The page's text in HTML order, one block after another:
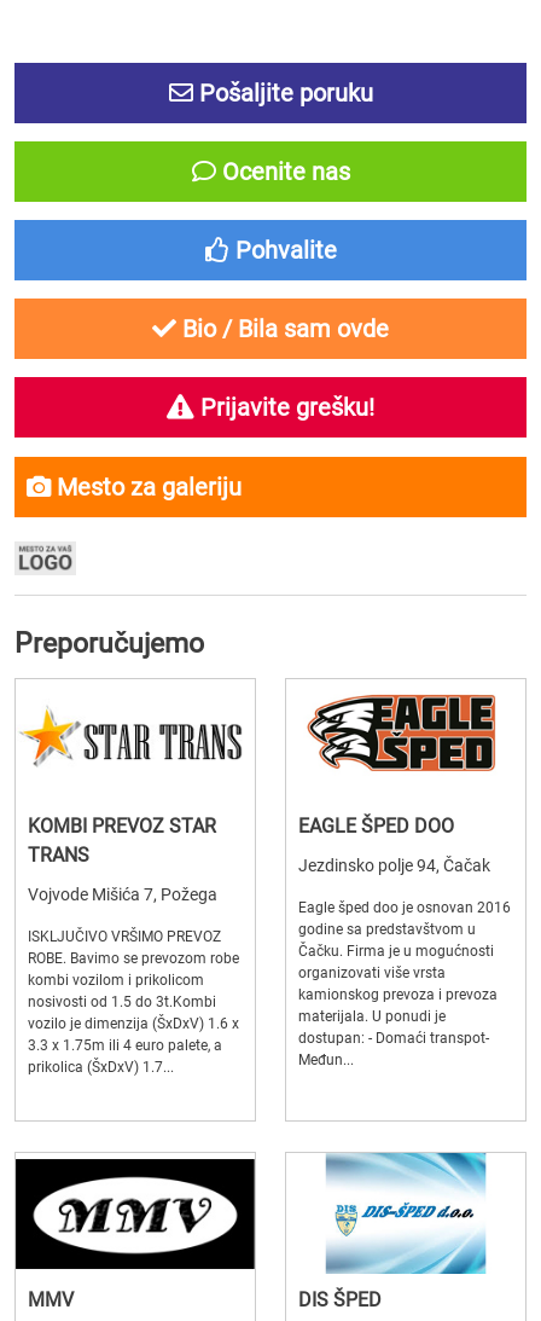
Pošaljite poruku
Ocenite nas
Pohvalite
Bio / Bila sam ovde
Prijavite grešku!
Mesto za galeriju
Preporučujemo
KOMBI PREVOZ STAR
TRANS
Vojvode Mišića 7, Požega
ISKLJUČIVO VRŠIMO PREVOZ
ROBE. Bavimo se prevozom robe
kombi vozilom i prikolicom
nosivosti od 1.5 do 3t.Kombi
vozilo je dimenzija (ŠxDxV) 1.6 x
3.3 x 1.75m ili 4 euro palete, a
prikolica (ŠxDxV) 1.7...
EAGLE ŠPED DOO
Jezdinsko polje 94, Čačak
Eagle šped doo je osnovan 2016
godine sa predstavštvom u
Čačku. Firma je u mogućnosti
organizovati više vrsta
kamionskog prevoza i prevoza
materijala. U ponudi je
dostupan: - Domaći transpot-
Međun...
MMV DIS ŠPED